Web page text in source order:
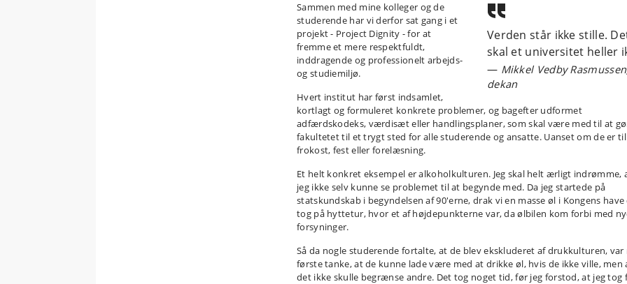
Verden står ikke stille.
skal et universitet heller
Mikkel Vedby
dekan
Sammen med mine kolleger og de
studerende har vi derfor sat gang i et
projekt - Project Dignity - for at
fremme et mere respektfuldt,
inddragende og professionelt arbejds-
og studiemiljø.
Hvert institut har først indsamlet,
kortlagt og formuleret konkrete problemer, og bagefter udformet
adfærdskodeks, værdisæt eller handlingsplaner, som skal være med til at
fakultetet til et trygt sted for alle studerende og ansatte. Uanset om de er til
frokost, fest eller forelæsning.
Et helt konkret eksempel er alkoholkulturen. Jeg skal helt ærligt indrømme,
jeg ikke selv kunne se problemet til at begynde med. Da jeg startede på
statskundskab i begyndelsen af 90'erne, drak vi en masse øl i Kongens have
tog på hyttetur, hvor et af højdepunkterne var, da ølbilen kom forbi med
forsyninger.
Så da nogle studerende fortalte, at de blev ekskluderet af drukkulturen, var
første tanke, at de kunne lade være med at drikke øl, hvis de ikke ville, men
det ikke skulle begrænse andre. Det tog noget tid, før jeg forstod, at jeg tog